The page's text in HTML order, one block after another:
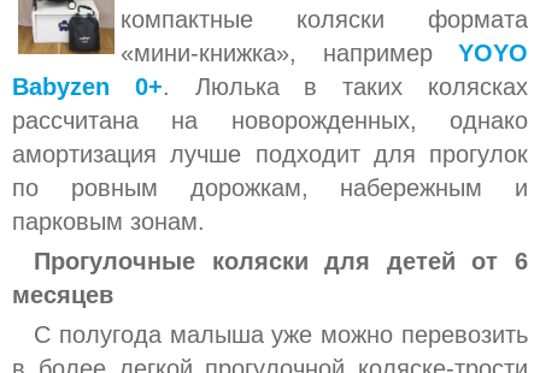
компактные коляски формата
«мини-книжка», например YOYO
Babyzen 0+. Люлька в таких колясках
рассчитана на новорожденных, однако
амортизация лучше подходит для прогулок
по ровным дорожкам, набережным и
парковым зонам.
Прогулочные коляски для детей от 6
месяцев
С полугода малыша уже можно перевозить